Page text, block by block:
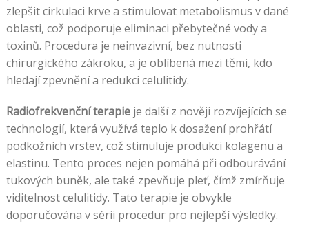
zlepšit cirkulaci krve a stimulovat metabolismus v dané
oblasti, což podporuje eliminaci přebytečné vody a
toxinů. Procedura je neinvazivní, bez nutnosti
chirurgického zákroku, a je oblíbená mezi těmi, kdo
hledají zpevnění a redukci celulitidy.
Radiofrekvenční terapieje další z nověji rozvíjejících se
technologií, která využívá teplo k dosažení prohřátí
podkožních vrstev, což stimuluje produkci kolagenu a
elastinu. Tento proces nejen pomáhá při odbourávání
tukových buněk, ale také zpevňuje pleť, čímž zmírňuje
viditelnost celulitidy. Tato terapie je obvykle
doporučována v sérii procedur pro nejlepší výsledky.